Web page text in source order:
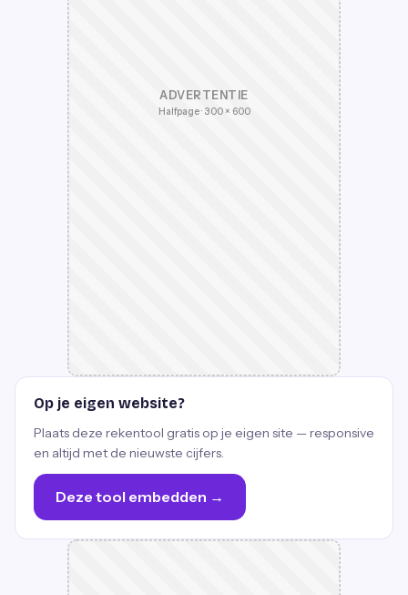
ADVERTENTIE
Halfpage · 300 × 600
Op je eigen website?
Plaats deze rekentool gratis op je eigen site — responsive
en altijd met de nieuwste cijfers.
Deze tool embedden →